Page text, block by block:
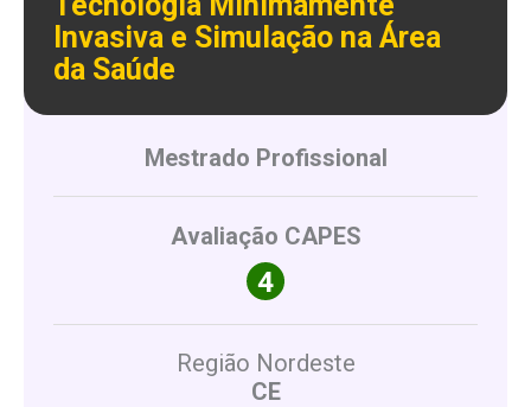
Invasiva e Simulação na Área
da Saúde
Mestrado Profissional
Avaliação CAPES
Região Nordeste
CE